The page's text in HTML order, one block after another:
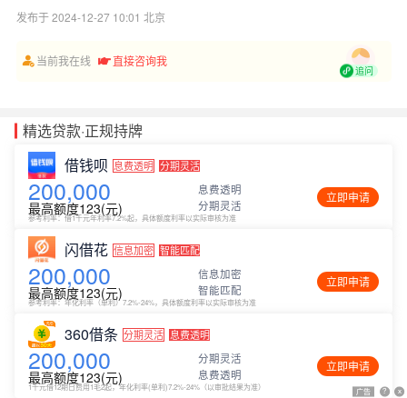
发布于 2024-12-27 10:01 北京
当前我在线 直接咨询我
追问
广告 ? x
精选贷款·正规持牌
借钱呗 息费透明 分期灵活
200,000
最高额度123(元)
息费透明
分期灵活
立即申请
参考利率：借1千元年利率7.2%起，具体额度利率以实际审核为准
闪借花 信息加密 智能匹配
200,000
最高额度123(元)
信息加密
智能匹配
立即申请
参考利率：年化利率（单利）7.2%-24%，具体额度利率以实际审核为准
360借条 分期灵活 息费透明
200,000
最高额度123(元)
分期灵活
息费透明
立即申请
1千元借12期日费用1毛2起，年化利率(单利)7.2%-24%（以审批结果为准） 广告 ? x